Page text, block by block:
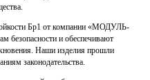
Бр1 от компании «МОДУЛЬ-
безопасности и обеспечивают
Наши изделия прошли
законодательства.